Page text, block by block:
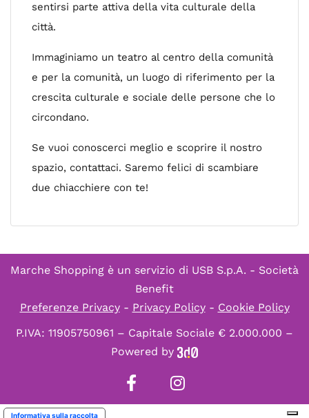
sentirsi parte attiva della vita culturale della
città.
Immaginiamo un teatro al centro della comunità
e per la comunità, un luogo di riferimento per la
crescita culturale e sociale delle persone che lo
circondano.
Se vuoi conoscerci meglio e scoprire il nostro
spazio, contattaci. Saremo felici di scambiare
due chiacchiere con te!
Marche Shopping è un servizio di USB S.p.A. - Società
Benefit
Preferenze Privacy- Privacy Policy- Cookie Policy
P.IVA: 11905750961 – Capitale Sociale € 2.000.000 –
Powered by
Informativa sulla raccolta